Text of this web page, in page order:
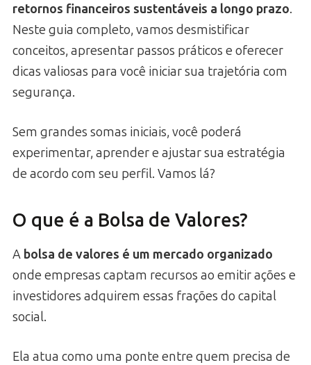
retornos financeiros sustentáveis a longo prazo.
Neste guia completo, vamos desmistificar
conceitos, apresentar passos práticos e oferecer
dicas valiosas para você iniciar sua trajetória com
segurança.
Sem grandes somas iniciais, você poderá
experimentar, aprender e ajustar sua estratégia
de acordo com seu perfil. Vamos lá?
O que é a Bolsa de Valores?
A bolsa de valores é um mercado organizado
onde empresas captam recursos ao emitir ações e
investidores adquirem essas frações do capital
social.
Ela atua como uma ponte entre quem precisa de